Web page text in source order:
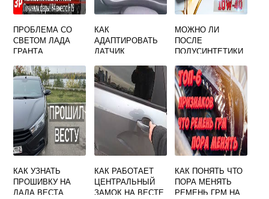
ПРОБЛЕМА СО
СВЕТОМ ЛАДА
ГРАНТА
КАК
АДАПТИРОВАТЬ
ДАТЧИК
ХОДА НА ПРИОРЕ
МОЖНО ЛИ
ПОСЛЕ
ПОЛУСИНТЕТИКИ
СИНТЕТИКУ В
ДВИГАТЕЛЬ ЛАДА
КАЛИНА
КАК УЗНАТЬ
ПРОШИВКУ НА
ЛАДА ВЕСТА
КАК РАБОТАЕТ
ЦЕНТРАЛЬНЫЙ
ЗАМОК НА ВЕСТЕ
КАК ПОНЯТЬ ЧТО
ПОРА МЕНЯТЬ
РЕМЕНЬ ГРМ НА